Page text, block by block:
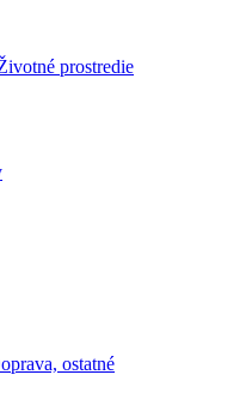
prostredie
ostatné